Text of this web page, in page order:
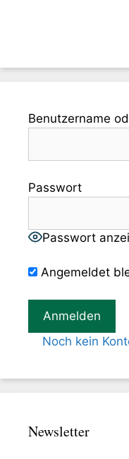
Benutzername
Passwort
Passwort
Angemeldet
Noch kein
Newsletter